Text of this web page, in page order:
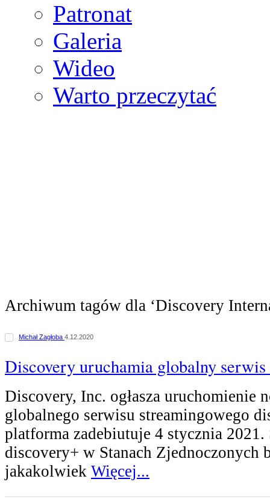
Patronat
Galeria
Wideo
Warto przeczytać
Archiwum tagów dla ‘Discovery
Michał Zagłoba 4.12.2020
Discovery uruchamia globalny
Discovery, Inc. ogłasza uruchomienie
globalnego serwisu streamingowego
platforma zadebiutuje 4 stycznia 2021.
discovery+ w Stanach Zjednoczonych
jakakolwiek Więcej...